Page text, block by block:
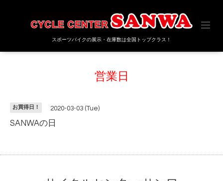
スポーツバイクの展示・在庫数は全国トップクラス！
営業日
お買得日！ 2020-03-03 (Tue)
SANWAの日